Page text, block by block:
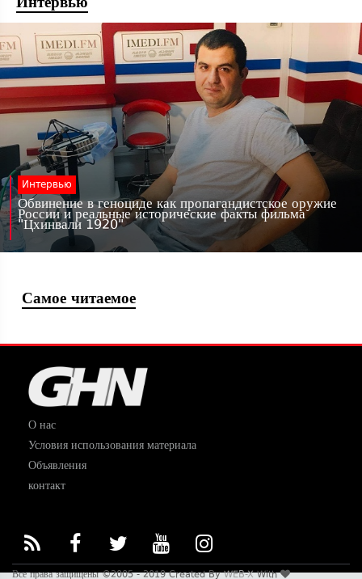
Интервью
Обвинение в геноциде как пропагандистское оружие
России и реальные исторические факты фильма
"Цхинвали 1920"
Самое читаемое
О нас
Условия использования материала
Объявления
контакт
Все права защищены ©2005 - 2019 Created ByWEB-XWith